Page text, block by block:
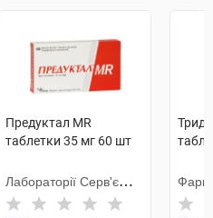
Предуктал MR
таблетки 35 мг 60 шт
Лабораторії Серв'є
Індастрі